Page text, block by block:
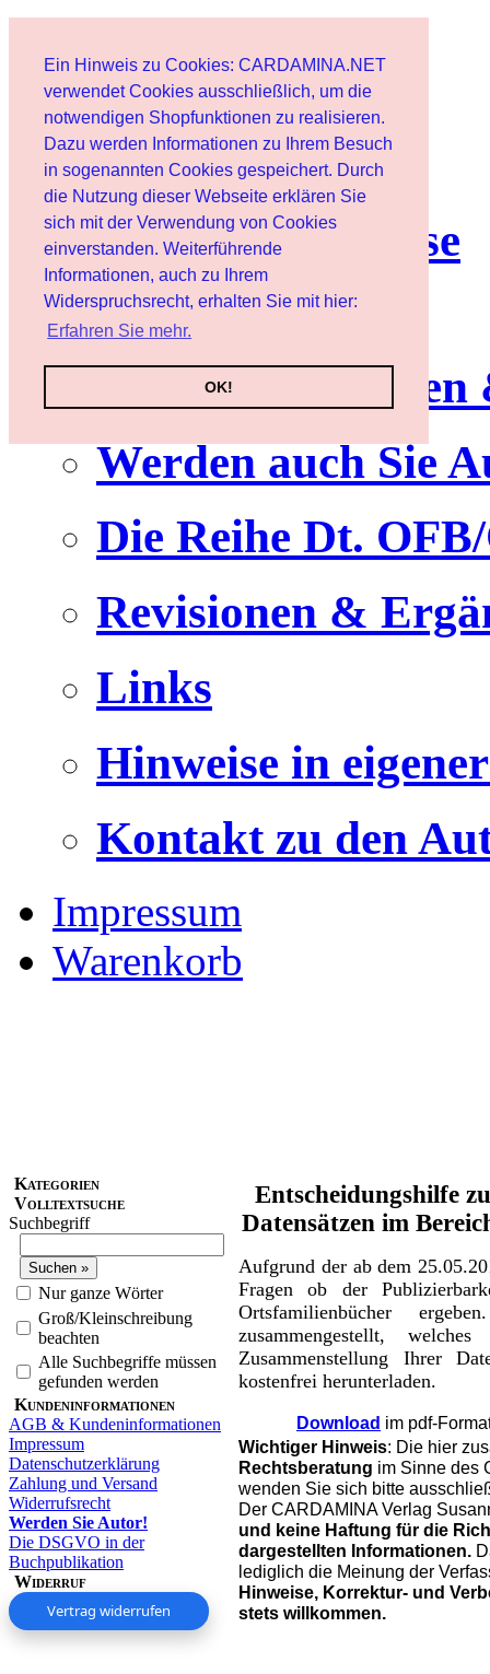
Ein Hinweis zu Cookies: CARDAMINA.NET
verwendet Cookies ausschließlich, um die
notwendigen Shopfunktionen zu realisieren.
Dazu werden Informationen zu Ihrem Besuch
in sogenannten Cookies gespeichert. Durch
die Nutzung dieser Webseite erklären Sie
sich mit der Verwendung von Cookies
einverstanden. Weiterführende
Informationen, auch zu Ihrem
Widerspruchsrecht, erhalten Sie mit hier:
Erfahren Sie mehr.
OK!
Benutzer
Newsletter
Nutzungshinweise
Service
Werden auch Sie
Die Reihe Dt.
Revisionen &
Links
Hinweise in
Kontakt zu den
Impressum
Warenkorb
Kategorien
Volltextsuche
Suchbegriff
Nur ganze Wörter
Groß/Kleinschreibung
beachten
Alle Suchbegriffe müssen
gefunden werden
Kundeninformationen
AGB & Kundeninformationen
Impressum
Datenschutzerklärung
Zahlung und Versand
Widerrufsrecht
Werden Sie Autor!
Die DSGVO in der
Buchpublikation
Widerruf
Vertrag widerrufen
Entscheidungshilfe
Datensätzen im
Aufgrund der ab dem
Fragen ob der
Ortsfamilienbücher
zusammengestellt,
Zusammenstellung Ihrer
kostenfrei herunterladen.
Download im pdf-
Wichtiger Hinweis: Die hier
Rechtsberatung im Sinne des
wenden Sie sich bitte
Der CARDAMINA Verlag
und keine Haftung für die
dargestellten Informationen.
lediglich die Meinung der
Hinweise, Korrektur- und
stets willkommen.